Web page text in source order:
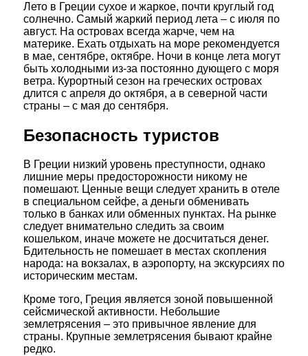
Лето в Греции сухое и жаркое, почти круглый год
солнечно. Самый жаркий период лета – с июля по
август. На островах всегда жарче, чем на
материке. Ехать отдыхать на море рекомендуется
в мае, сентябре, октябре. Ночи в конце лета могут
быть холодными из-за постоянно дующего с моря
ветра. Курортный сезон на греческих островах
длится с апреля до октября, а в северной части
страны – с мая до сентября.
Безопасность туристов
В Греции низкий уровень преступности, однако
лишние меры предосторожности никому не
помешают. Ценные вещи следует хранить в отеле
в специальном сейфе, а деньги обменивать
только в банках или обменных пунктах. На рынке
следует внимательно следить за своим
кошельком, иначе можете не досчитаться денег.
Бдительность не помешает в местах скопления
народа: на вокзалах, в аэропорту, на экскурсиях по
историческим местам.
Кроме того, Греция является зоной повышенной
сейсмической активности. Небольшие
землетрясения – это привычное явление для
страны. Крупные землетрясения бывают крайне
редко.